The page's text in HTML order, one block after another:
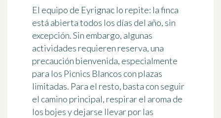
El equipo de Eyrignac lo repite: la finca
está abierta todos los días del año, sin
excepción. Sin embargo, algunas
actividades requieren reserva, una
precaución bienvenida, especialmente
para los Picnics Blancos con plazas
limitadas. Para el resto, basta con seguir
el camino principal, respirar el aroma de
los bojes y dejarse llevar por las